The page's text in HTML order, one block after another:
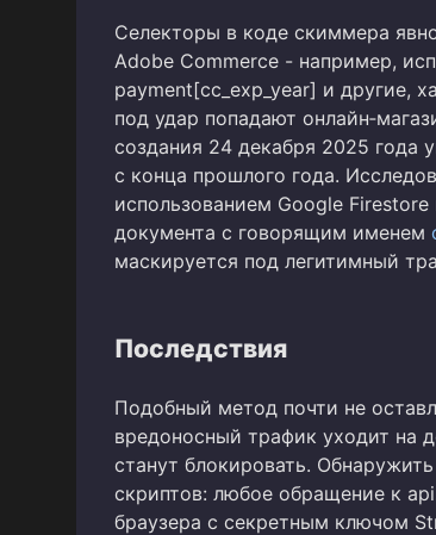
Селекторы в коде скиммера
Adobe Commerce - например,
payment[cc_exp_year] и другие,
под удар попадают
создания 24 декабря 2025 года
с конца прошлого года.
использованием Google
документа с говорящим именем
маскируется под легитимный
Последствия
Подобный метод почти не
вредоносный трафик уходит на
станут блокировать.
скриптов: любое обращение к
браузера с секретным ключом